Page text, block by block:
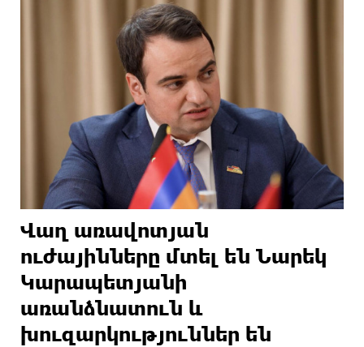
Վաղ առավոտյան
ուժայինները մտել են Նարեկ
Կարապետյանի
առանձնատուն և
խուզարկություններ են